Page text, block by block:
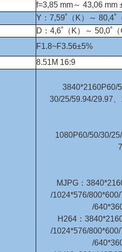
f=3,85 mm～ 43,06 mm
Y：7,59˚（K）～ 80,4˚
D：4,6˚（K）～ 50,0˚（
F1.8~F3.56±5%
8.51M 16:9
3840*2160P60/
30/25/59.94/29.97
1080P60/50/30/
MJPG：
/1024*576/
/
H264：
/1024*576/
/